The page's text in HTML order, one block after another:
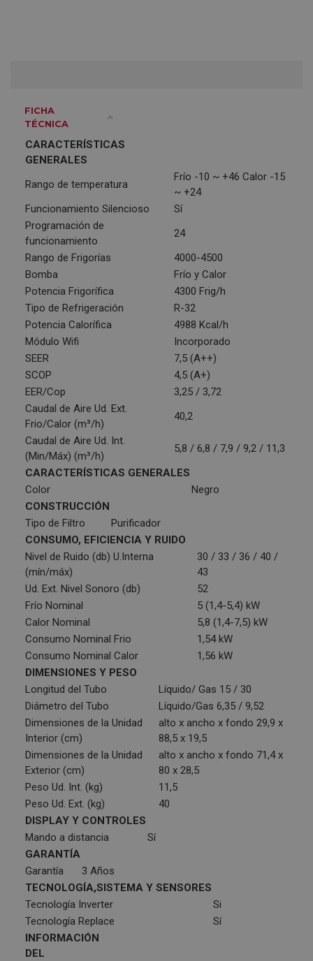
FICHA
TÉCNICA
CARACTERÍSTICAS
GENERALES
Rango de temperatura
Frío -10 ~ +46 Calor -15
~ +24
Funcionamiento Silencioso
Sí
Programación de
funcionamiento
24
Rango de Frigorías
4000-4500
Bomba
Frío y Calor
Potencia Frigorífica
4300 Frig/h
Tipo de Refrigeración
R-32
Potencia Calorífica
4988 Kcal/h
Módulo Wifi
Incorporado
SEER
7,5 (A++)
SCOP
4,5 (A+)
EER/Cop
3,25 / 3,72
Caudal de Aire Ud. Ext.
Frio/Calor (m³/h)
40,2
Caudal de Aire Ud. Int.
(Min/Máx) (m³/h)
5,8 / 6,8 / 7,9 / 9,2 / 11,3
CARACTERÍSTICAS GENERALES
Color
Negro
CONSTRUCCIÓN
Tipo de Filtro
Purificador
CONSUMO, EFICIENCIA Y RUIDO
Nivel de Ruido (db) U.Interna
(mín/máx)
30 / 33 / 36 / 40 /
43
Ud. Ext. Nivel Sonoro (db)
52
Frío Nominal
5 (1,4-5,4) kW
Calor Nominal
5,8 (1,4-7,5) kW
Consumo Nominal Frio
1,54 kW
Consumo Nominal Calor
1,56 kW
DIMENSIONES Y PESO
Longitud del Tubo
Líquido/ Gas 15 / 30
Diámetro del Tubo
Líquido/Gas 6,35 / 9,52
Dimensiones de la Unidad
Interior (cm)
alto x ancho x fondo 29,9 x
88,5 x 19,5
Dimensiones de la Unidad
Exterior (cm)
alto x ancho x fondo 71,4 x
80 x 28,5
Peso Ud. Int. (kg)
11,5
Peso Ud. Ext. (kg)
40
DISPLAY Y CONTROLES
Mando a distancia
Sí
GARANTÍA
Garantía
3 Años
TECNOLOGÍA,SISTEMA Y SENSORES
Tecnología Inverter
Si
Tecnología Replace
Sí
INFORMACIÓN
DEL